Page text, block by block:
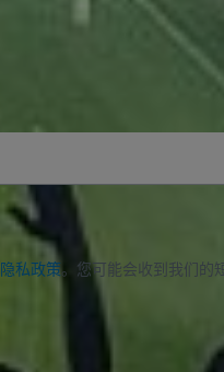
隐私政策。您可能会收到我们的